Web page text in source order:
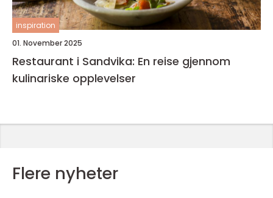
inspiration
01. November 2025
Restaurant i Sandvika: En reise gjennom
kulinariske opplevelser
Flere nyheter